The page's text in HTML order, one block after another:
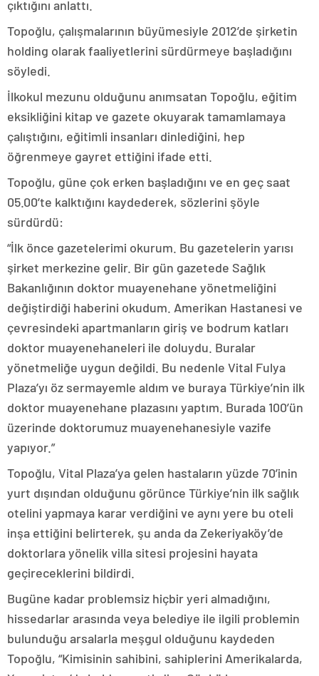
çıktığını anlattı.
Topoğlu, çalışmalarının büyümesiyle 2012’de şirketin
holding olarak faaliyetlerini sürdürmeye başladığını
söyledi.
İlkokul mezunu olduğunu anımsatan Topoğlu, eğitim
eksikliğini kitap ve gazete okuyarak tamamlamaya
çalıştığını, eğitimli insanları dinlediğini, hep
öğrenmeye gayret ettiğini ifade etti.
Topoğlu, güne çok erken başladığını ve en geç saat
05.00’te kalktığını kaydederek, sözlerini şöyle
sürdürdü:
“İlk önce gazetelerimi okurum. Bu gazetelerin yarısı
şirket merkezine gelir. Bir gün gazetede Sağlık
Bakanlığının doktor muayenehane yönetmeliğini
değiştirdiği haberini okudum. Amerikan Hastanesi ve
çevresindeki apartmanların giriş ve bodrum katları
doktor muayenehaneleri ile doluydu. Buralar
yönetmeliğe uygun değildi. Bu nedenle Vital Fulya
Plaza’yı öz sermayemle aldım ve buraya Türkiye’nin ilk
doktor muayenehane plazasını yaptım. Burada 100’ün
üzerinde doktorumuz muayenehanesiyle vazife
yapıyor.”
Topoğlu, Vital Plaza’ya gelen hastaların yüzde 70’inin
yurt dışından olduğunu görünce Türkiye’nin ilk sağlık
otelini yapmaya karar verdiğini ve aynı yere bu oteli
inşa ettiğini belirterek, şu anda da Zekeriyaköy’de
doktorlara yönelik villa sitesi projesini hayata
geçireceklerini bildirdi.
Bugüne kadar problemsiz hiçbir yeri almadığını,
hissedarlar arasında veya belediye ile ilgili problemin
bulunduğu arsalarla meşgul olduğunu kaydeden
Topoğlu, “Kimisinin sahibini, sahiplerini Amerikalarda,